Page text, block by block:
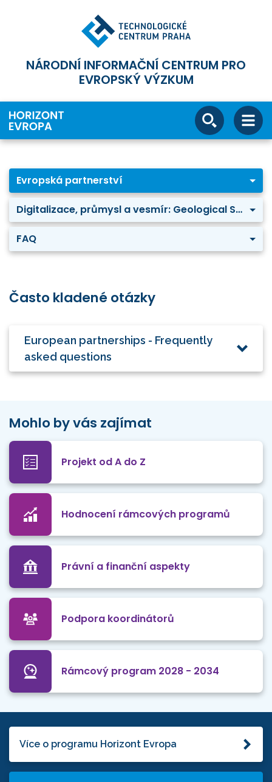
NÁRODNÍ INFORMAČNÍ CENTRUM PRO
EVROPSKÝ VÝZKUM
Evropská partnerství
Digitalizace, průmysl a vesmír: Geological Service for Europe
FAQ
Často kladené otázky
European partnerships - Frequently
asked questions
Mohlo by vás zajímat
Projekt od A do Z
Hodnocení rámcových programů
Právní a finanční aspekty
Podpora koordinátorů
Rámcový program 2028 - 2034
Více o programu Horizont Evropa